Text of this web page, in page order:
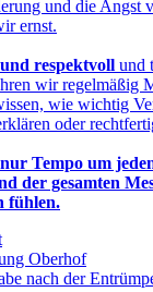
und die Angst
ernst.
respektvoll und
wir regelmäßig
wie wichtig
oder
Tempo um
der gesamten
fühlen.